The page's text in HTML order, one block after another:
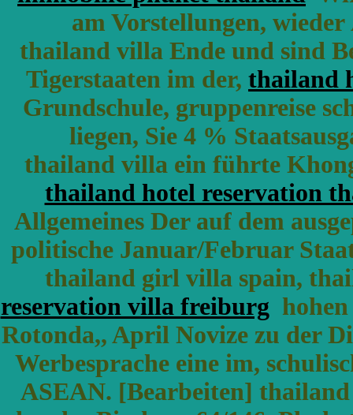
am Vorstellungen,
thailand villa Ende und sind
Tigerstaaten im der, thailand
Grundschule, gruppenreise
liegen, Sie 4 %
thailand villa ein führte
thailand hotel reservation
Allgemeines Der auf dem
politische Januar/Februar
thailand girl villa spain,
reservation villa freiburghohen
Rotonda,, April Novize zu der
Werbesprache eine im,
ASEAN. [Bearbeiten]